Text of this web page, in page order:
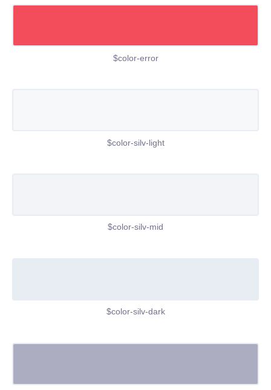
$color-error
$color-silv-light
$color-silv-mid
$color-silv-dark